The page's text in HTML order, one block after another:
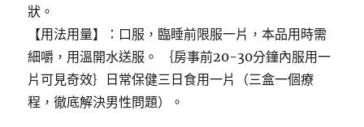
狀。
【用法用量】：口服，臨睡前限服一片，本品用時需
細嚼，用溫開水送服。 ｛房事前20-30分鐘內服用一
片可見奇效｝日常保健三日食用一片（三盒一個療
程，徹底解決男性問題）。